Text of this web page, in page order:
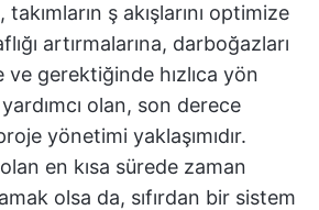
ş akışlarını optimize
artırmalarına, darboğazları
gerektiğinde hızlıca yön
olan, son derece
yönetimi yaklaşımıdır.
en kısa sürede zaman
olsa da, sıfırdan bir sistem